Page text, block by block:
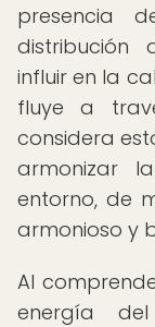
presencia
distribución
influir en la
fluye a
considera
armonizar
entorno, de
armonioso y
Al
energía